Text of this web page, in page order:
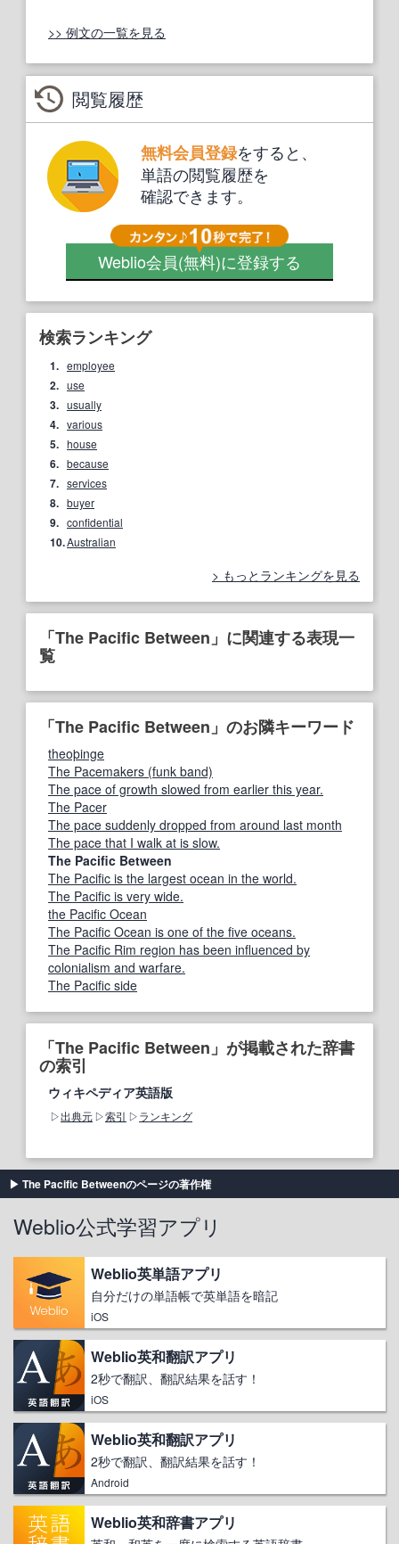
>> 例文の一覧を見る
閲覧履歴
無料会員登録をすると、
単語の閲覧履歴を
確認できます。
Weblio会員(無料)に登録する
検索ランキング
1. employee
2. use
3. usually
4. various
5. house
6. because
7. services
8. buyer
9. confidential
10.Australian
もっとランキングを見る
「The Pacific Between」に関連する表現一
覧
「The Pacific Between」のお隣キーワード
theoþinge
The Pacemakers (funk band)
The pace of growth slowed from earlier this year.
The Pacer
The pace suddenly dropped from around last month
The pace that I walk at is slow.
The Pacific Between
The Pacific is the largest ocean in the world.
The Pacific is very wide.
the Pacific Ocean
The Pacific Ocean is one of the five oceans.
The Pacific Rim region has been influenced by
colonialism and warfare.
The Pacific side
「The Pacific Between」が掲載された辞書
の索引
ウィキペディア英語版
出典元 索引 ランキング
The Pacific Betweenのページの著作権
Weblio公式学習アプリ
Weblio英単語アプリ
自分だけの単語帳で英単語を暗記
iOS
Weblio英和翻訳アプリ
2秒で翻訳、翻訳結果を話す！
iOS
Weblio英和翻訳アプリ
2秒で翻訳、翻訳結果を話す！
Android
Weblio英和辞書アプリ